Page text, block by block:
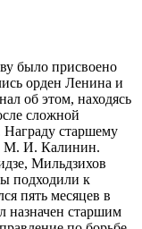
было присвоено
орден Ленина и
об этом, находясь
сложной
Награду старшему
М. И. Калинин.
Мильдзихов
подходили к
пять месяцев в
назначен старшим